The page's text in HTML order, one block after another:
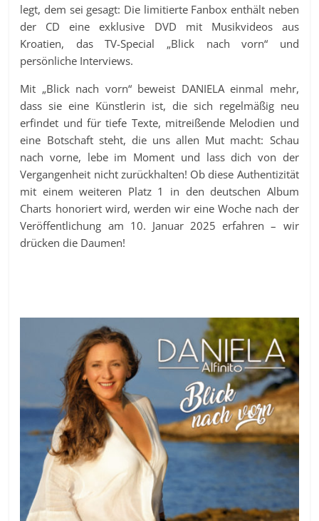
legt, dem sei gesagt: Die limitierte Fanbox enthält neben
der CD eine exklusive DVD mit Musikvideos aus
Kroatien, das TV-Special „Blick nach vorn“ und
persönliche Interviews.
Mit „Blick nach vorn“ beweist DANIELA einmal mehr,
dass sie eine Künstlerin ist, die sich regelmäßig neu
erfindet und für tiefe Texte, mitreißende Melodien und
eine Botschaft steht, die uns allen Mut macht: Schau
nach vorne, lebe im Moment und lass dich von der
Vergangenheit nicht zurückhalten! Ob diese Authentizität
mit einem weiteren Platz 1 in den deutschen Album
Charts honoriert wird, werden wir eine Woche nach der
Veröffentlichung am 10. Januar 2025 erfahren – wir
drücken die Daumen!